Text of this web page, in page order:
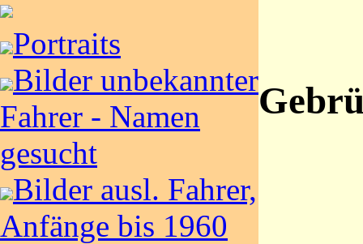
Portraits
Bilder unbekannter
Fahrer - Namen
gesucht
Bilder ausl. Fahrer,
Anfänge bis 1960